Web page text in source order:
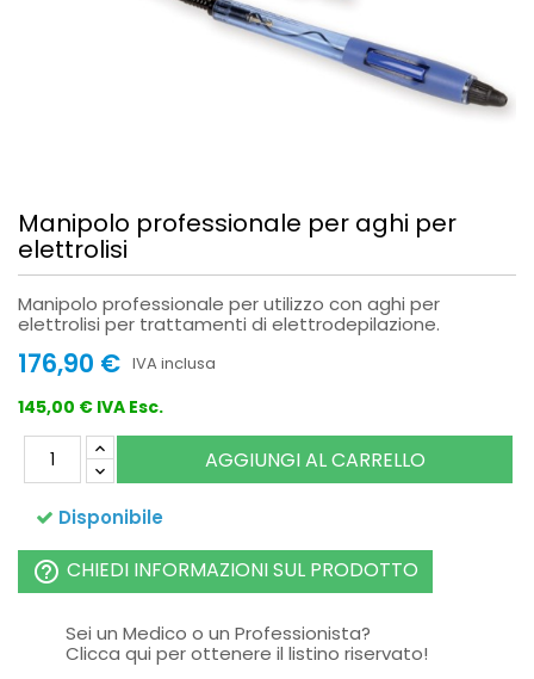
Manipolo professionale per aghi per
elettrolisi
Manipolo professionale per utilizzo con aghi per
elettrolisi per trattamenti di elettrodepilazione.
176,90 € IVA inclusa
145,00 € IVA Esc.
AGGIUNGI AL CARRELLO
Disponibile
help_outline CHIEDI INFORMAZIONI SUL PRODOTTO
Sei un Medico o un Professionista?
Clicca qui per ottenere il listino riservato!